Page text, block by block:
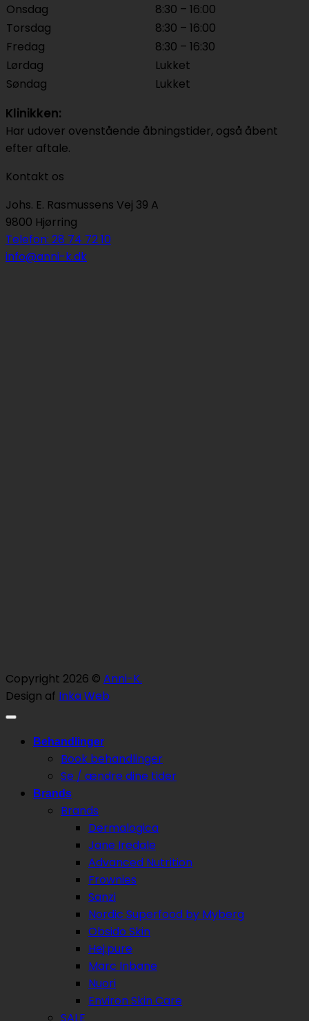
Onsdag
8:30 – 16:00
Torsdag
8:30 – 16:00
Fredag
8:30 – 16:30
Lørdag
Lukket
Søndag
Lukket
Klinikken:
Har udover ovenstående åbningstider, også åbent
efter aftale.
Kontakt os
Johs. E. Rasmussens Vej 39 A
9800 Hjørring
Telefon: 28 74 72 10
info@anni-k.dk
Copyright 2026 © Anni-K.
Design af Inka Web
Behandlinger
Book behandlinger
Se / ændre dine tider
Brands
Brands
Dermalogica
Jane Iredale
Advanced Nutrition
Frownies
Sanzi
Nordic Superfood by Myberg
Obsido Skin
Hej:pure
Marc Inbane
Nuori
Environ Skin Care
SALE